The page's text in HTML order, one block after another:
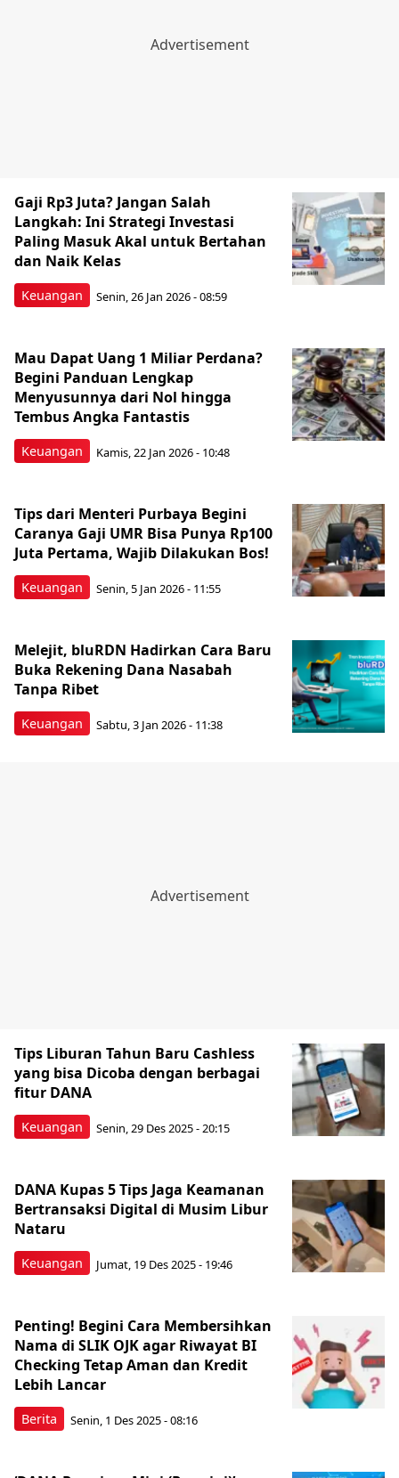
Keuangan
‎Gaji Rp3 Juta? Jangan Salah
Langkah: Ini Strategi Investasi
Paling Masuk Akal untuk Bertahan
dan Naik Kelas
Senin, 26 Jan 2026 - 08:59
Keuangan
‎Mau Dapat Uang 1 Miliar Perdana?
Begini Panduan Lengkap
Menyusunnya dari Nol hingga
Tembus Angka Fantastis ‎
Kamis, 22 Jan 2026 - 10:48
Keuangan
‎Tips dari Menteri Purbaya Begini
Caranya Gaji UMR Bisa Punya Rp100
Juta Pertama, Wajib Dilakukan Bos!
Senin, 5 Jan 2026 - 11:55
Keuangan
Melejit, bluRDN Hadirkan Cara Baru
Buka Rekening Dana Nasabah
Tanpa Ribet
Sabtu, 3 Jan 2026 - 11:38
Keuangan
Tips Liburan Tahun Baru Cashless
yang bisa Dicoba dengan berbagai
fitur DANA
Senin, 29 Des 2025 - 20:15
Keuangan
DANA Kupas 5 Tips Jaga Keamanan
Bertransaksi Digital di Musim Libur
Nataru
Jumat, 19 Des 2025 - 19:46
Berita
Penting! Begini Cara Membersihkan
Nama di SLIK OJK agar Riwayat BI
Checking Tetap Aman dan Kredit
Lebih Lancar
Senin, 1 Des 2025 - 08:16